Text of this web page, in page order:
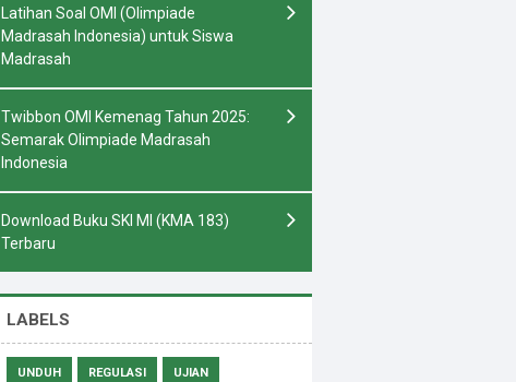
Latihan Soal OMI (Olimpiade
Madrasah Indonesia) untuk Siswa
Madrasah
Twibbon OMI Kemenag Tahun 2025:
Semarak Olimpiade Madrasah
Indonesia
Download Buku SKI MI (KMA 183)
Terbaru
LABELS
UNDUH REGULASI UJIAN